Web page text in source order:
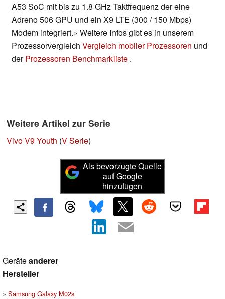
A53 SoC mit bis zu 1.8 GHz Taktfrequenz der eine
Adreno 506 GPU und ein X9 LTE (300 / 150 Mbps)
Modem integriert.» Weitere Infos gibt es in unserem
Prozessorvergleich Vergleich mobiler Prozessoren und
derProzessoren Benchmarkliste .
Weitere Artikel zur Serie
Vivo V9 Youth (V Serie)
Als bevorzugte Quelle
auf Google
hinzufügen
Geräteanderer
Hersteller
Samsung Galaxy M02s